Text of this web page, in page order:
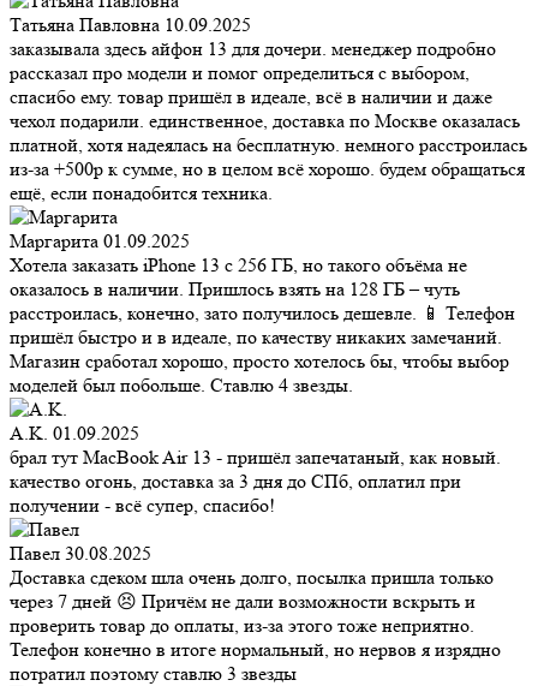
Татьяна Павловна 10.09.2025
заказывала здесь айфон 13 для дочери. менеджер подробно
рассказал про модели и помог определиться с выбором,
спасибо ему. товар пришёл в идеале, всё в наличии и даже
чехол подарили. единственное, доставка по Москве оказалась
платной, хотя надеялась на бесплатную. немного расстроилась
из-за +500р к сумме, но в целом всё хорошо. будем обращаться
ещё, если понадобится техника.
Маргарита 01.09.2025
Хотела заказать iPhone 13 с 256 ГБ, но такого объёма не
оказалось в наличии. Пришлось взять на 128 ГБ – чуть
расстроилась, конечно, зато получилось дешевле. 📱 Телефон
пришёл быстро и в идеале, по качеству никаких замечаний.
Магазин сработал хорошо, просто хотелось бы, чтобы выбор
моделей был побольше. Ставлю 4 звезды.
A.K. 01.09.2025
брал тут MacBook Air 13 - пришёл запечатаный, как новый.
качество огонь, доставка за 3 дня до СПб, оплатил при
получении - всё супер, спасибо!
Павел 30.08.2025
Доставка сдеком шла очень долго, посылка пришла только
через 7 дней 😣 Причём не дали возможности вскрыть и
проверить товар до оплаты, из-за этого тоже неприятно.
Телефон конечно в итоге нормальный, но нервов я изрядно
потратил поэтому ставлю 3 звезды